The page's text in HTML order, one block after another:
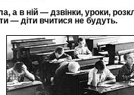
а в ній — дзвінки, уроки,
— діти вчитися не будуть.